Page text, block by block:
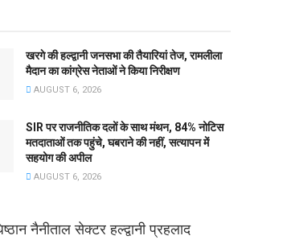
खरगे की हल्द्वानी जनसभा की तैयारियां तेज, रामलीला
मैदान का कांग्रेस नेताओं ने किया निरीक्षण
AUGUST 6, 2026
SIR पर राजनीतिक दलों के साथ मंथन, 84% नोटिस
मतदाताओं तक पहुंचे, घबराने की नहीं, सत्यापन में
सहयोग की अपील
AUGUST 6, 2026
नैनीताल सेक्टर हल्द्वानी प्रहलाद